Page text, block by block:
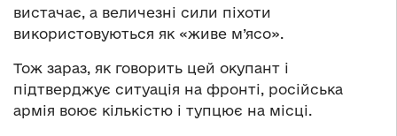
вистачає, а величезні сили піхоти
використовуються як «живе м’ясо».
Тож зараз, як говорить цей окупант і
підтверджує ситуація на фронті, російська
армія воює кількістю і тупцює на місці.